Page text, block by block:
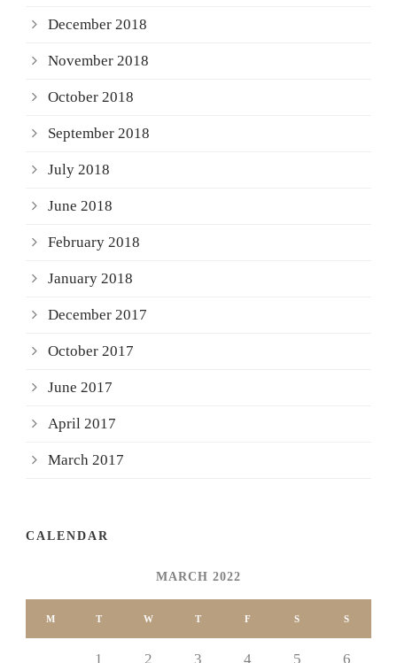
December 2018
November 2018
October 2018
September 2018
July 2018
June 2018
February 2018
January 2018
December 2017
October 2017
June 2017
April 2017
March 2017
CALENDAR
MARCH 2022
M T W T F S S
1 2 3 4 5 6